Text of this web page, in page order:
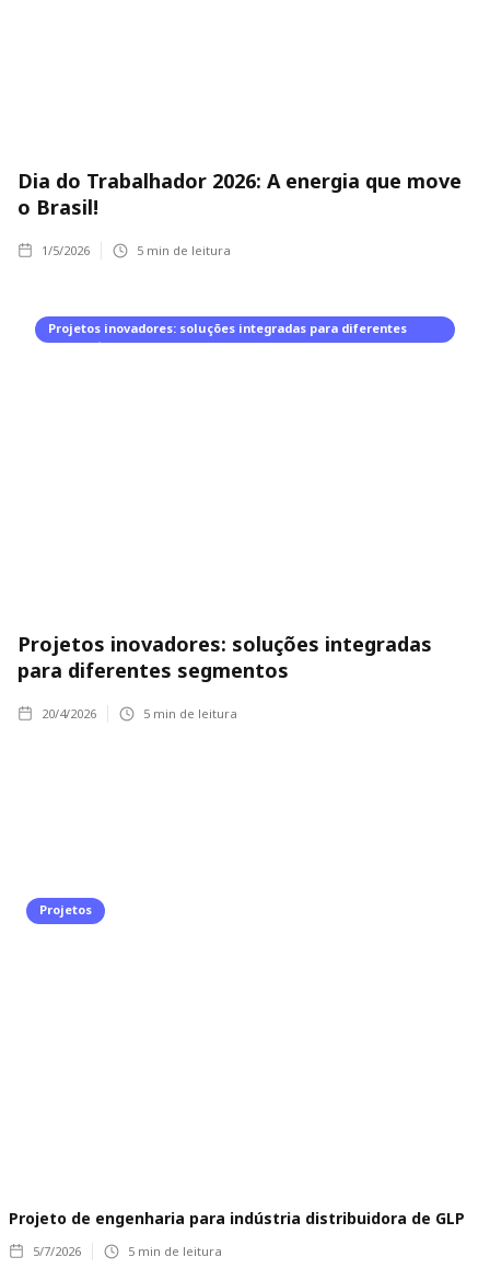
Dia do Trabalhador 2026: A energia que move
o Brasil!
1/5/2026 5 min de leitura
Projetos inovadores: soluções integradas para diferentes
segmentos
Projetos inovadores: soluções integradas
para diferentes segmentos
20/4/2026 5 min de leitura
Projetos
Projeto de engenharia para indústria distribuidora de GLP
5/7/2026 5 min de leitura